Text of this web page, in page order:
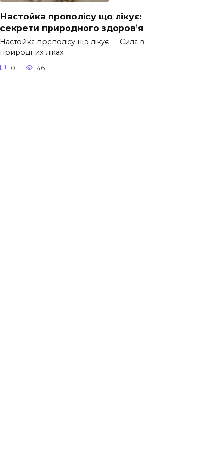
Настойка прополісу що лікує:
секрети природного здоров’я
Настойка прополісу що лікує — Сила в
природних ліках
0 46